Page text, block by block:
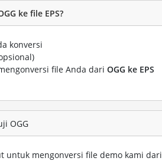
ke file EPS?
konversi
file Anda dari OGG ke EPS
OGG
untuk mengonversi file demo kami dari